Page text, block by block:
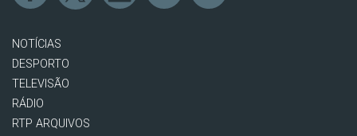
NOTÍCIAS
DESPORTO
TELEVISÃO
RÁDIO
RTP ARQUIVOS